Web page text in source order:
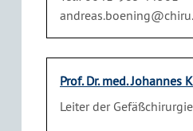
Prof. Dr. med. Johannes
Leiter der